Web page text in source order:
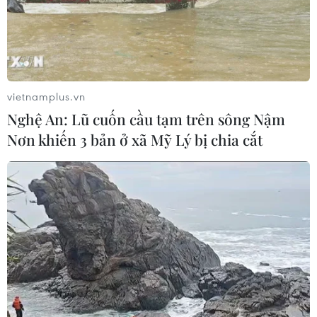
Xem thêm
CƠ QUAN CHỦ QUẢN: THÔNG TẤN XÃ VIỆT NAM
Phó Tổng Biên tập: NGUYỄN THỊ TÁM, KHÚC THANH
THỦY
Sở hữu trí tuệ
Quy định sử dụng
RSS
Hỗ trợ
Ngôn ngữ
TTXVN
vietnamplus.vn
Nghệ An: Lũ cuốn cầu tạm trên sông Nậm
Nơn khiến 3 bản ở xã Mỹ Lý bị chia cắt